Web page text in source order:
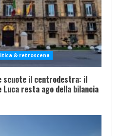
& retroscena
scuote il centrodestra: il
Luca resta ago della bilancia